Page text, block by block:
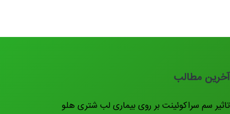
آخرین مطالب
تاثیر سم سراکوئینت بر روی بیماری لب شتری هلو